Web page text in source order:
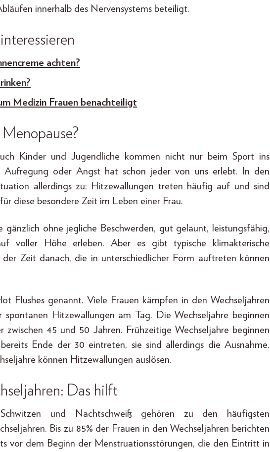
innerhalb des Nervensystems beteiligt.
achten?
Medizin Frauen benachteiligt
Kinder und Jugendliche kommen nicht nur beim Sport ins
Aufregung oder Angst hat schon jeder von uns erlebt. In den
allerdings zu: Hitzewallungen treten häufig auf und sind
diese besondere Zeit im Leben einer Frau.
gänzlich ohne jegliche Beschwerden, gut gelaunt, leistungsfähig,
voller Höhe erleben. Aber es gibt typische klimakterische
Zeit danach, die in unterschiedlicher Form auftreten können
Flushes genannt. Viele Frauen kämpfen in den Wechseljahren
Hitzewallungen am Tag. Die Wechseljahre beginnen
45 und 50 Jahren. Frühzeitige Wechseljahre beginnen
Ende der 30 eintreten, sie sind allerdings die Ausnahme.
können Hitzewallungen auslösen.
Das hilft
Schwitzen und Nachtschweiß gehören zu den häufigsten
Bis zu 85% der Frauen in den Wechseljahren berichten
vor dem Beginn der Menstruationsstörungen, die den Eintritt in